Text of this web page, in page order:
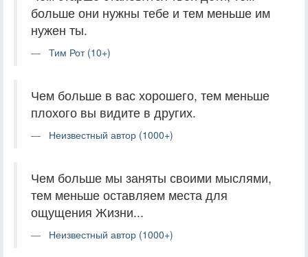
больше они нужны тебе и тем меньше им
нужен ты.
Тим Рот (10+)
Чем больше в вас хорошего, тем меньше
плохого вы видите в других.
Неизвестный автор (1000+)
Чем больше мы заняты своими мыслями,
тем меньше оставляем места для
ощущения Жизни...
Неизвестный автор (1000+)